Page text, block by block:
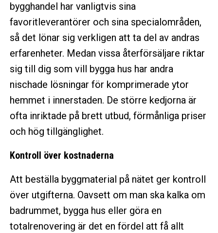
bygghandel har vanligtvis sina
favoritleverantörer och sina specialområden,
så det lönar sig verkligen att ta del av andras
erfarenheter. Medan vissa återförsäljare riktar
sig till dig som vill bygga hus har andra
nischade lösningar för komprimerade ytor
hemmet i innerstaden. De större kedjorna är
ofta inriktade på brett utbud, förmånliga priser
och hög tillgänglighet.
Kontroll över kostnaderna
Att beställa byggmaterial på nätet ger kontroll
över utgifterna. Oavsett om man ska kalka om
badrummet, bygga hus eller göra en
totalrenovering är det en fördel att få allt